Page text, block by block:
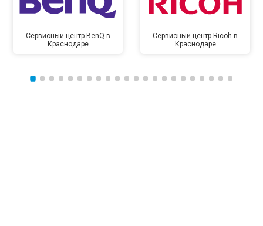
Сервисный центр BenQ в
Краснодаре
Сервисный центр Ricoh в
Краснодаре